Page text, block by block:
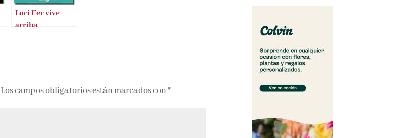
Luci Fer vive
arriba
Los campos obligatorios están marcados con*